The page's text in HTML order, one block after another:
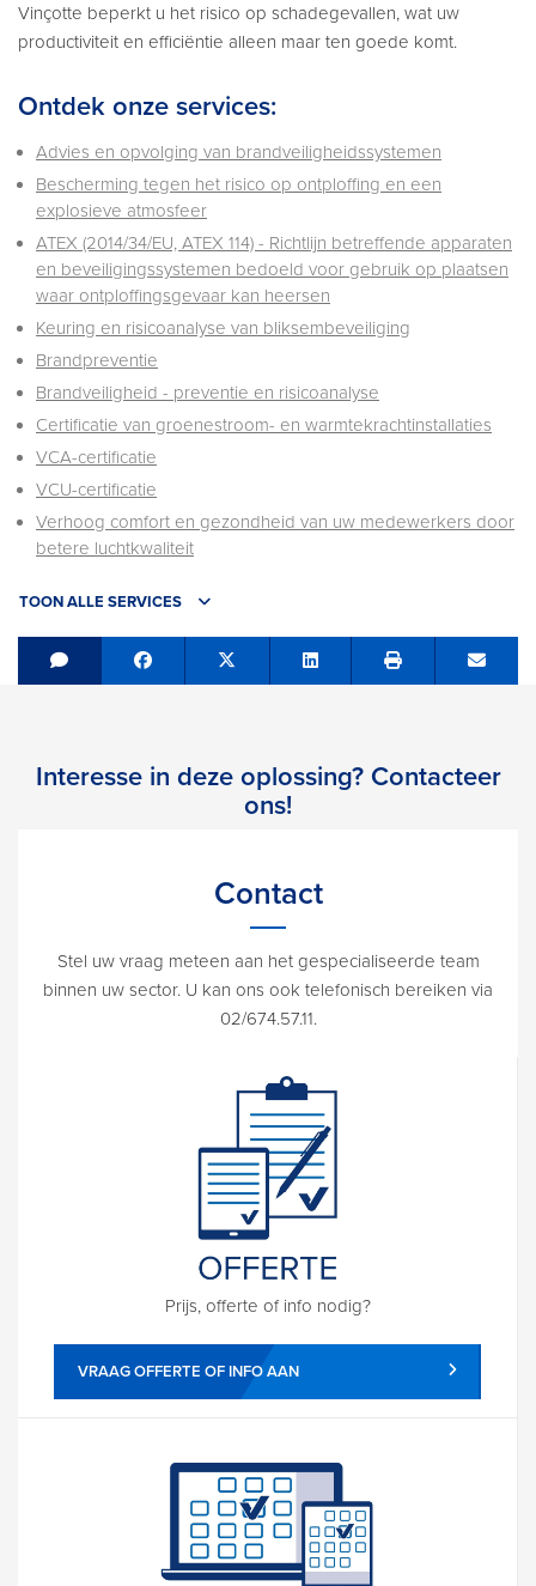
Vinçotte beperkt u het risico op schadegevallen, wat uw
productiviteit en efficiëntie alleen maar ten goede komt.
Ontdek onze services:
Advies en opvolging van brandveiligheidssystemen
Bescherming tegen het risico op ontploffing en een
explosieve atmosfeer
ATEX (2014/34/EU, ATEX 114) - Richtlijn betreffende apparaten
en beveiligingssystemen bedoeld voor gebruik op plaatsen
waar ontploffingsgevaar kan heersen
Keuring en risicoanalyse van bliksembeveiliging
Brandpreventie
Brandveiligheid - preventie en risicoanalyse
Certificatie van groenestroom- en warmtekrachtinstallaties
VCA-certificatie
VCU-certificatie
Verhoog comfort en gezondheid van uw medewerkers door
betere luchtkwaliteit
TOON ALLE SERVICES
Share on Facebook
Tweet Share on LinkedIn Send
Interesse in deze oplossing? Contacteer
ons!
Contact
Stel uw vraag meteen aan het gespecialiseerde team
binnen uw sector. U kan ons ook telefonisch bereiken via
02/674.57.11.
Prijs, offerte of info nodig?
VRAAG OFFERTE OF INFO AAN